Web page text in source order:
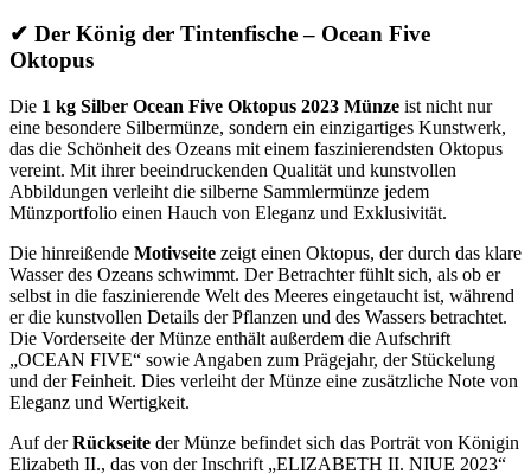
✔ Der König der Tintenfische – Ocean Five
Oktopus
Die 1 kg Silber Ocean Five Oktopus 2023 Münze ist nicht nur
eine besondere Silbermünze, sondern ein einzigartiges Kunstwerk,
das die Schönheit des Ozeans mit einem faszinierendsten Oktopus
vereint. Mit ihrer beeindruckenden Qualität und kunstvollen
Abbildungen verleiht die silberne Sammlermünze jedem
Münzportfolio einen Hauch von Eleganz und Exklusivität.
Die hinreißende Motivseite zeigt einen Oktopus, der durch das klare
Wasser des Ozeans schwimmt. Der Betrachter fühlt sich, als ob er
selbst in die faszinierende Welt des Meeres eingetaucht ist, während
er die kunstvollen Details der Pflanzen und des Wassers betrachtet.
Die Vorderseite der Münze enthält außerdem die Aufschrift
„OCEAN FIVE“ sowie Angaben zum Prägejahr, der Stückelung
und der Feinheit. Dies verleiht der Münze eine zusätzliche Note von
Eleganz und Wertigkeit.
Auf derRückseite der Münze befindet sich das Porträt von Königin
Elizabeth II., das von der Inschrift „ELIZABETH II. NIUE 2023“